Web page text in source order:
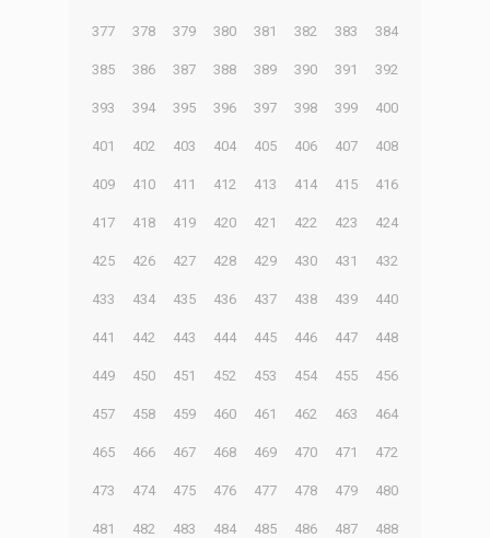
377 378 379 380 381 382 383 384
385 386 387 388 389 390 391 392
393 394 395 396 397 398 399 400
401 402 403 404 405 406 407 408
409 410 411 412 413 414 415 416
417 418 419 420 421 422 423 424
425 426 427 428 429 430 431 432
433 434 435 436 437 438 439 440
441 442 443 444 445 446 447 448
449 450 451 452 453 454 455 456
457 458 459 460 461 462 463 464
465 466 467 468 469 470 471 472
473 474 475 476 477 478 479 480
481 482 483 484 485 486 487 488